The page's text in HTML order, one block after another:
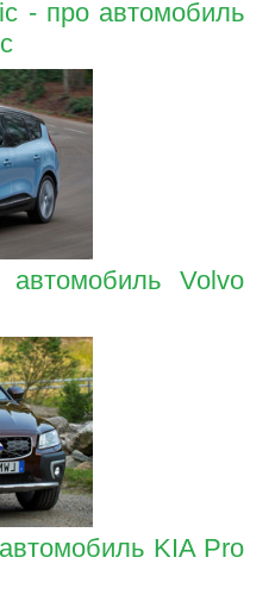
- про автомобиль
Volvo
KIA Pro